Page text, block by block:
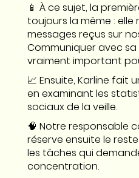
📱 À ce sujet, la
toujours la même :
messages reçus sur
Communiquer avec
vraiment important
📈 Ensuite, Karline fait
en examinant les
sociaux de la veille.
🧠 Notre responsable
réserve ensuite le
les tâches qui
concentration.